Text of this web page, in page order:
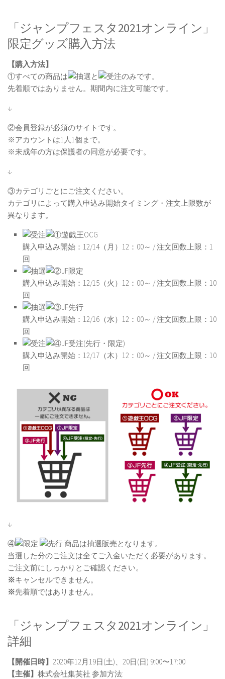
「ジャンプフェスタ2021オンライン」
限定グッズ購入方法
【購入方法】
①すべての商品は
と
のみです。
先着順ではありません。期間内に注文可能です。
↓
②会員登録が必須のサイトです。
※アカウントは1人1個まで。
※未成年の方は保護者の同意が必要です。
↓
③カテゴリごとにご注文ください。
カテゴリによって購入申込み開始タイミング・注文上限数が
異なります。
購入申込み開始：12/14（月）12：00～ / 注文回数上限：1
回
購入申込み開始：12/15（火）12：00～ / 注文回数上限：10
回
購入申込み開始：12/16（水）12：00～ / 注文回数上限：10
回
購入申込み開始：12/17（木）12：00～ / 注文回数上限：10
回
↓
④
商品は抽選販売となります。
当選した分のご注文は全てご入金いただく必要があります。
ご注文前にしっかりとご確認ください。
※キャンセルできません。
※先着順ではありません。
「ジャンプフェスタ2021オンライン」
詳細
【開催日時】 2020年12月19日(⼟)、20日(日) 9:00〜17:00
【主催】 株式会社集英社 参加方法: